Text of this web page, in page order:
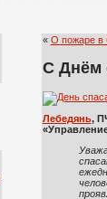
« О пожаре в
С Днём
Лебедянь,